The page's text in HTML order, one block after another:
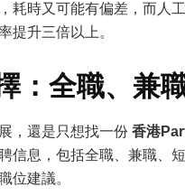
耗時又可能有偏差，而人
提升三倍以上。
：全職、兼
，還是只想找一份 香港
信息，包括全職、兼職、
位建議。